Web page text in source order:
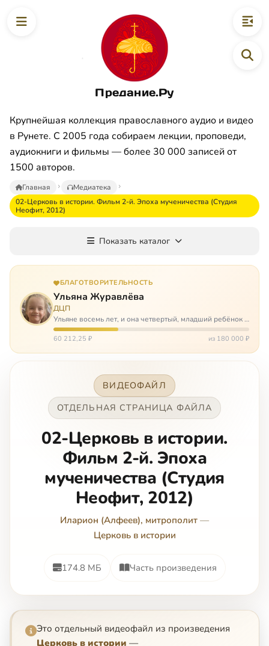
Предание.Ру
Крупнейшая коллекция православного аудио и видео
в Рунете. С 2005 года собираем лекции, проповеди,
аудиокниги и фильмы — более 30 000 записей от
1500 авторов.
Главная
Медиатека
02-Церковь в истории. Фильм 2-й. Эпоха мученичества (Студия
Неофит, 2012)
Показать каталог
БЛАГОТВОРИТЕЛЬНОСТЬ
Ульяна Журавлёва
ДЦП
Ульяне восемь лет, и она четвертый, младший ребёнок в
многодетной семье. И с самого рождения Ульяну лечат.
Несколько операций, ежедневные процедуры,
60 212,25 ₽ из 180 000 ₽
ВИДЕОФАЙЛ
ОТДЕЛЬНАЯ СТРАНИЦА ФАЙЛА
02-Церковь в истории.
Фильм 2-й. Эпоха
мученичества (Студия
Неофит, 2012)
Иларион (Алфеев), митрополит —
Церковь в истории
174.8 МБ Часть произведения
Это отдельный видеофайл из произведения
Церковь в истории —